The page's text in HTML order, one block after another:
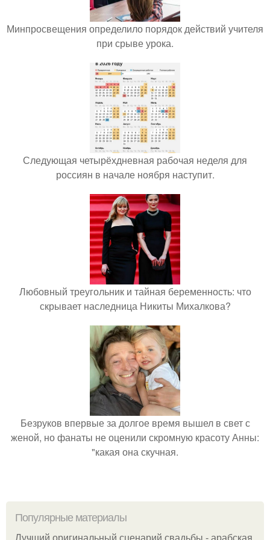
Минпросвещения определило порядок действий учителя
при срыве урока.
Следующая четырёхдневная рабочая неделя для
россиян в начале ноября наступит.
Любовный треугольник и тайная беременность: что
скрывает наследница Никиты Михалкова?
Безруков впервые за долгое время вышел в свет с
женой, но фанаты не оценили скромную красоту Анны:
"какая она скучная.
Популярные материалы
Лучший оригинальный сценарий свадьбы - арабская